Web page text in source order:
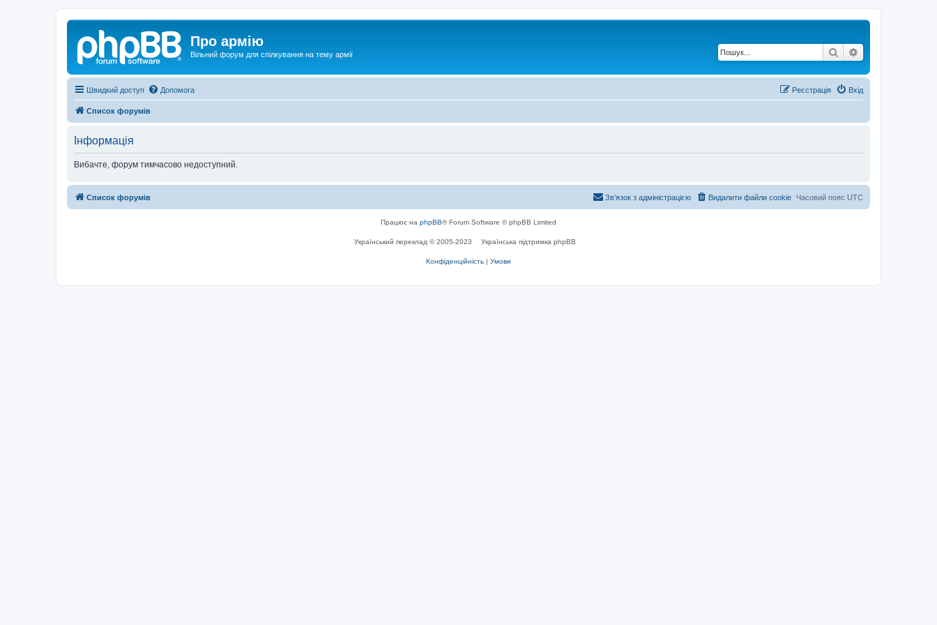
Про армію
Вільний форум для спілкування на тему армії Пошук
Швидкий доступ Допомога Вхід
Реєстрація
Список форумів
Інформація
Вибачте, форум тимчасово недоступний.
Список форумів Часовий пояс UTC
Видалити файли cookie
Зв'язок з адміністрацією
Працює на phpBB® Forum Software © phpBB Limited
Український переклад © 2005-2023 Українська підтримка phpBB
Конфіденційність | Умови